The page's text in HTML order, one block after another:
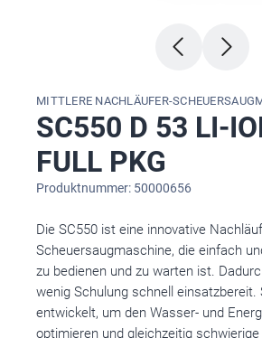
MITTLERE NACHLÄUFER-
SC550 D 53 LI-
FULL PKG
Produktnummer: 50000656
Die SC550 ist eine innovative
Scheuersaugmaschine, die einfach
zu bedienen und zu warten ist.
wenig Schulung schnell einsatzbereit.
entwickelt, um den Wasser- und
optimieren und gleichzeitig